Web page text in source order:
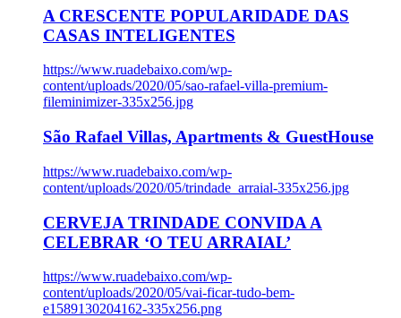
A CRESCENTE POPULARIDADE DAS
CASAS INTELIGENTES
https://www.ruadebaixo.com/wp-
content/uploads/2020/05/sao-rafael-villa-premium-
fileminimizer-335x256.jpg
São Rafael Villas, Apartments & GuestHouse
https://www.ruadebaixo.com/wp-
content/uploads/2020/05/trindade_arraial-335x256.jpg
CERVEJA TRINDADE CONVIDA A
CELEBRAR ‘O TEU ARRAIAL’
https://www.ruadebaixo.com/wp-
content/uploads/2020/05/vai-ficar-tudo-bem-
e1589130204162-335x256.png